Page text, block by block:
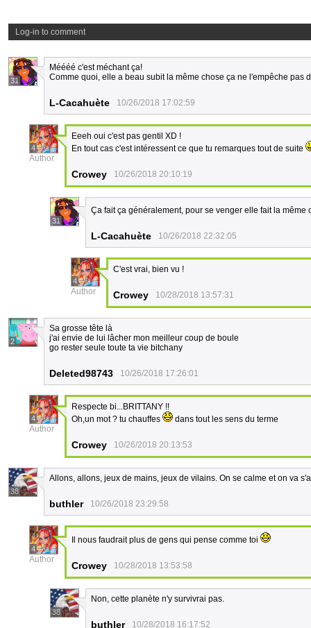
Log-in to comment
31
Méééé c'est méchant ça!
Comme quoi, elle a beau subit la même chose ça ne l'empêche pas
L-Cacahuète 10/26/2018 17:02:59
4
Author
Eeeh oui c'est pas gentil XD !
En tout cas c'est intéressent ce que tu remarques tout de suite
Crowey 10/26/2018 20:10:19
31
Ça fait ça généralement, pour se venger elle fait la
L-Cacahuète 10/26/2018 22:32:05
4
Author
C'est vrai, bien vu !
Crowey 10/28/2018 13:57:31
2
Sa grosse tête là
j'ai envie de lui lâcher mon meilleur coup de boule
go rester seule toute ta vie bitchany
Deleted98743 10/26/2018 17:26:01
4
Author
Respecte bi...BRITTANY !!
Oh,un mot ? tu chauffes
dans tout les sens du terme
Crowey 10/26/2018 20:13:53
38
Allons, allons, jeux de mains, jeux de vilains. On se calme et on va
buthler 10/26/2018 23:29:58
4
Author
Il nous faudrait plus de gens qui pense comme toi
Crowey 10/28/2018 13:53:58
38
Non, cette planète n'y survivrai pas.
buthler 10/28/2018 16:17:52